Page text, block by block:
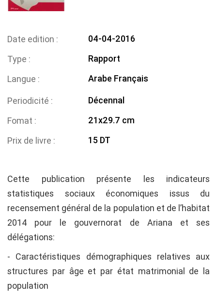
Date edition
04-04-2016
Type
Rapport
Langue
Arabe Français
Periodicité
Décennal
Fomat
21x29.7 cm
Prix de livre
15 DT
Cette publication présente les indicateurs
statistiques sociaux économiques issus du
recensement général de la population et de l’habitat
2014 pour le gouvernorat de Ariana et ses
délégations:
- Caractéristiques démographiques relatives aux
structures par âge et par état matrimonial de la
population